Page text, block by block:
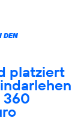
DEN
platziert
360